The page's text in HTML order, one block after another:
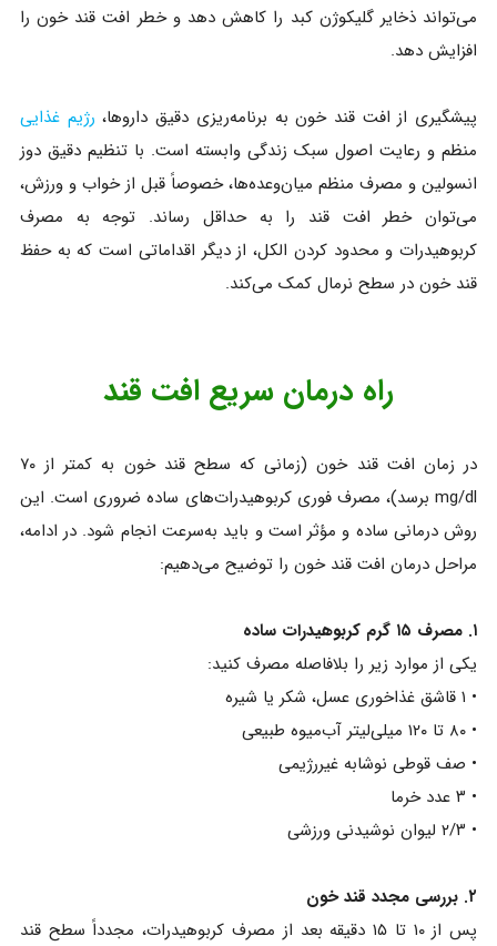
می‌تواند ذخایر گلیکوژن کبد را کاهش دهد و خطر افت قند خون را
افزایش دهد.
پیشگیری از افت قند خون به برنامه‌ریزی دقیق داروها، رژیم غذایی
منظم و رعایت اصول سبک زندگی وابسته است. با تنظیم دقیق دوز
انسولین و مصرف منظم میان‌وعده‌ها، خصوصاً قبل از خواب و ورزش،
می‌توان خطر افت قند را به حداقل رساند. توجه به مصرف
کربوهیدرات و محدود کردن الکل، از دیگر اقداماتی است که به حفظ
قند خون در سطح نرمال کمک می‌کند.
راه درمان سریع افت قند
در زمان افت قند خون (زمانی که سطح قند خون به کمتر از ۷۰
mg/dl برسد)، مصرف فوری کربوهیدرات‌های ساده ضروری است. این
روش درمانی ساده و مؤثر است و باید به‌سرعت انجام شود. در ادامه،
مراحل درمان افت قند خون را توضیح می‌دهیم:
۱. مصرف ۱۵ گرم کربوهیدرات ساده
یکی از موارد زیر را بلافاصله مصرف کنید:
• ۱ قاشق غذاخوری عسل، شکر یا شیره
• ۸۰ تا ۱۲۰ میلی‌لیتر آب‌میوه طبیعی
• صف قوطی نوشابه غیررژیمی
• ۳ عدد خرما
• ۲/۳ لیوان نوشیدنی ورزشی
۲. بررسی مجدد قند خون
پس از ۱۰ تا ۱۵ دقیقه بعد از مصرف کربوهیدرات، مجدداً سطح قند